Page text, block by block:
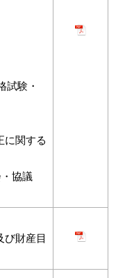
試験・
に関する
協議
び財産目